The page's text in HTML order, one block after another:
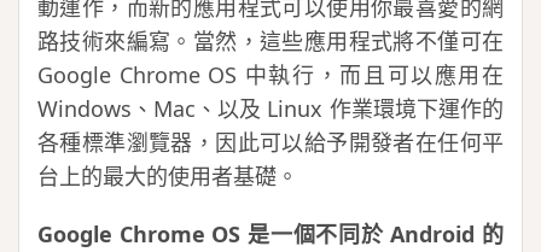
動運作，而新的應用程式可以使用你最喜愛的網
路技術來編寫。當然，這些應用程式將不僅可在
Google Chrome OS 中執行，而且可以應用在
Windows、Mac、以及 Linux 作業環境下運作的
各種標準瀏覽器，因此可以給予開發者在任何平
台上的最大的使用者基礎。
Google Chrome OS 是一個不同於 Android 的